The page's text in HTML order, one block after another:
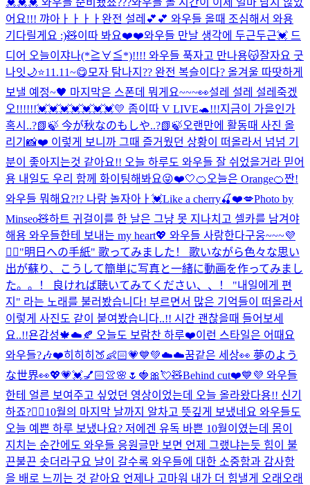
어요!!! 꺄아ㅏㅏㅏㅏ완전 설레💕💕 와우들 올때 조심해서 와용
기다릴게요 :)🧸이따 봐요❤️❤️와우들 만날 생각에 두근두근💓 드
디어 오늘이쟈나(*≧∀≦*)!!!! 와우들 푹자고 만나용😽잘자요 굿
나잇🌙⭐️11.11~😋모자 탐나지?? 완전 복슬이다? 올겨울 따땃하게
보낼 예정~🖤 마지막은 스폰데 뭐게요~~~👀설레 설레 설레죽겠
오!!!!!!💓💓💓💓💓💓💓💛 좀이따 V LIVE🐢!!!지금이 가을인가
혹시..?📗🍃 今が秋なのもしや..?📗🍃오랜만에 활동때 사진 올
리기📸❤️ 이렇게 보니까 그때 즐거웠던 상황이 떠올라서 넘넘 기
분이 좋아지는것 같아요!! 오늘 하루도 와우들 잘 쉬었을거라 믿어
용 내일도 우리 함께 화이팅해봐요😜❤️🤍🍊오늘은 Orange🍊짠!
와우들 뭐해요?!? 나랑 놀자아ㅏ💓Like a cherry🍒❤️💋Photo by
Minseo🧸하트 귀걸이를 한 날은 그냥 못 지나치고 셀카를 남겨야
해용 와우들한테 보내는 my heart💖 와우들 사랑한다구웅~~~💜
🙆‍♀️"明日への手紙" 歌ってみました！ 歌いながら色々な思い
出が蘇り、こうして簡単に写真と一緒に動画を作ってみまし
た。。！ 良ければ聴いてみてください、、！ "내일에게 편
지" 라는 노래를 불러봤습니다! 부르면서 많은 기억들이 떠올라서
이렇게 사진도 같이 붙여봤습니다..!! 시간 괜찮을때 들어보세
요..!!욘감성🍁☁️🍂 오늘도 보람찬 하루❤️이런 스타일은 어때요
와우들?🎶❤️히히히🍑👶🏻💗💙💚☁️☁️꿈같은 세상👀 夢のよう
な世界👀💖💗💓💅🏻👚🌸🌷🍓🎀💘🧸Behind cut❤️💙💜 와우들
한테 얼른 보여주고 싶었던 영상이었는데 오늘 올라왔다용!! 신기
하죠?👍🏻10월의 마지막 날까지 알차고 뜻깊게 보냈네요 와우들도
오늘 예쁜 하루 보냈나요? 저에겐 유독 바쁜 10월이였는데 몸이
지치는 순간에도 와우들 응원글만 보면 언제 그랬냐는듯 힘이 불
끈불끈 솟더라구요 날이 갈수록 와우들에 대한 소중함과 감사함
을 배로 느끼는 것 같아요 언제나 고마워 내가 더 힘낼게 오래오래